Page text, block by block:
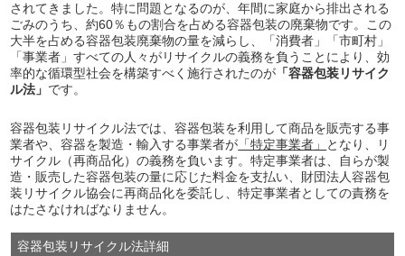
されてきました。特に問題となるのが、年間に家庭から排出される
ごみのうち、約60％もの割合を占める容器包装の廃棄物です。この
大半を占める容器包装廃棄物の量を減らし、「消費者」「市町村」
「事業者」すべての人々がリサイクルの義務を負うことにより、効
率的な循環型社会を構築すべく施行されたのが 「容器包装リサイク
ル法」 です。
容器包装リサイクル法では、容器包装を利用して商品を販売する事
業者や、容器を製造・輸入する事業者が 「特定事業者」
となり、リ
サイクル（再商品化）の義務を負います。特定事業者は、自らが製
造・販売した容器包装の量に応じた料金を支払い、財団法人容器包
装リサイクル協会に再商品化を委託し、特定事業者としての責務を
はたさなければなりません。
容器包装リサイクル法詳細